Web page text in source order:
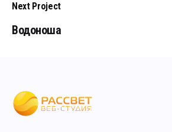
Next Project
Водоноша